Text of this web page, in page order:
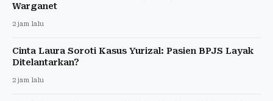
Warganet
2 jam lalu
Cinta Laura Soroti Kasus Yurizal: Pasien BPJS Layak
Ditelantarkan?
2 jam lalu